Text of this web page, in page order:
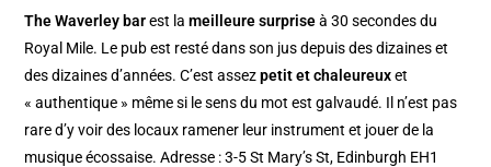
The Waverley barest lameilleure surpriseà 30 secondes du
Royal Mile. Le pub est resté dans son jus depuis des dizaines et
des dizaines d’années. C’est assezpetit et chaleureuxet
« authentique » même si le sens du mot est galvaudé. Il n’est pas
rare d’y voir des locaux ramener leur instrument et jouer de la
musique écossaise. Adresse : 3-5 St Mary’s St, Edinburgh EH1